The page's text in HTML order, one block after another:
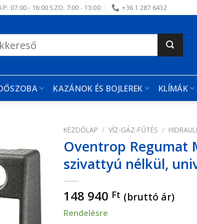
P: 07:00 - 16:00 SZO: 7:00 - 13:00 +36 1 287 6432
KAZÁNOK ÉS BOJLEREK KLÍMÁK
KEZDŐLAP / VÍZ-GÁZ-FŰTÉS /
Oventrop Regumat
szivattyú nélkül,
148 940 Ft (bruttó ár)
Rendelésre